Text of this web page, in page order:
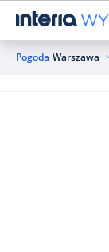
Pogoda Warszawa